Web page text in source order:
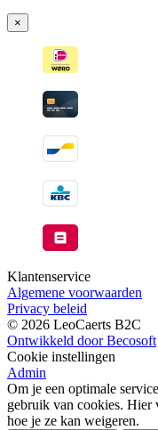
×
Klantenservice
Algemene voorwaarden
Privacy beleid
© 2026 LeoCaerts B2C
Ontwikkeld door Becosoft
Cookie instellingen
Admin
Om je een optimale
gebruik van cookies. Hier
hoe je ze kan weigeren.